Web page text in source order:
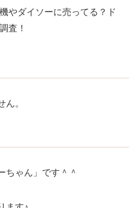
やダイソーに売ってる？ド
査！
。
ちゃん」です＾＾